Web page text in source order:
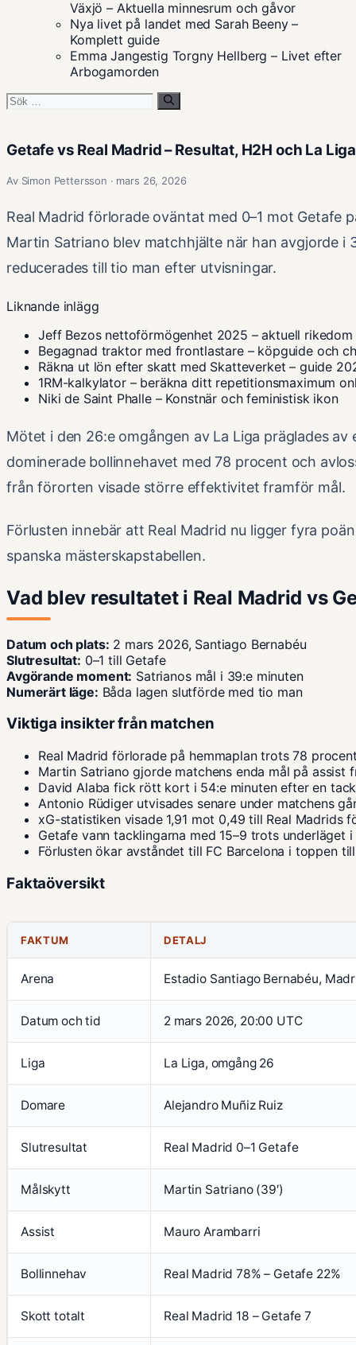
Växjö – Aktuella minnesrum och gåvor
Nya livet på landet med Sarah Beeny –
Komplett guide
Emma Jangestig Torgny Hellberg – Livet efter
Arbogamorden
Sök
Getafe vs Real Madrid – Resultat, H2H och La
Av Simon Pettersson · mars 26, 2026
Real Madrid förlorade oväntat med 0–1 mot Getafe
Martin Satriano blev matchhjälte när han avgjorde i
reducerades till tio man efter utvisningar.
Liknande inlägg
Jeff Bezos nettoförmögenhet 2025 – aktuell
Begagnad traktor med frontlastare – köpguide och
Räkna ut lön efter skatt med Skatteverket – guide
1RM-kalkylator – beräkna ditt repetitionsmaximum
Niki de Saint Phalle – Konstnär och feministisk ikon
Mötet i den 26:e omgången av La Liga präglades
dominerade bollinnehavet med 78 procent och
från förorten visade större effektivitet framför mål.
Förlusten innebär att Real Madrid nu ligger fyra
spanska mästerskapstabellen.
Vad blev resultatet i Real Madrid vs
Datum och plats: 2 mars 2026, Santiago Bernabéu
Slutresultat: 0–1 till Getafe
Avgörande moment: Satrianos mål i 39:e minuten
Numerärt läge: Båda lagen slutförde med tio man
Viktiga insikter från matchen
Real Madrid förlorade på hemmaplan trots 78
Martin Satriano gjorde matchens enda mål på assist
David Alaba fick rött kort i 54:e minuten efter en
Antonio Rüdiger utvisades senare under matchens
xG-statistiken visade 1,91 mot 0,49 till Real Madrids
Getafe vann tacklingarna med 15–9 trots underläget
Förlusten ökar avståndet till FC Barcelona i toppen
Faktaöversikt
FAKTUM DETALJ
Arena Estadio Santiago Bernabéu,
Datum och tid 2 mars 2026, 20:00 UTC
Liga La Liga, omgång 26
Domare Alejandro Muñiz Ruiz
Slutresultat Real Madrid 0–1 Getafe
Målskytt Martin Satriano (39′)
Assist Mauro Arambarri
Bollinnehav Real Madrid 78% – Getafe 22%
Skott totalt Real Madrid 18 – Getafe 7